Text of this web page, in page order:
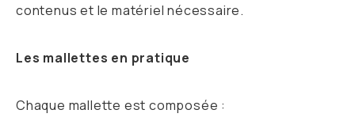
contenus et le matériel nécessaire.
Les mallettes en pratique
Chaque mallette est composée :